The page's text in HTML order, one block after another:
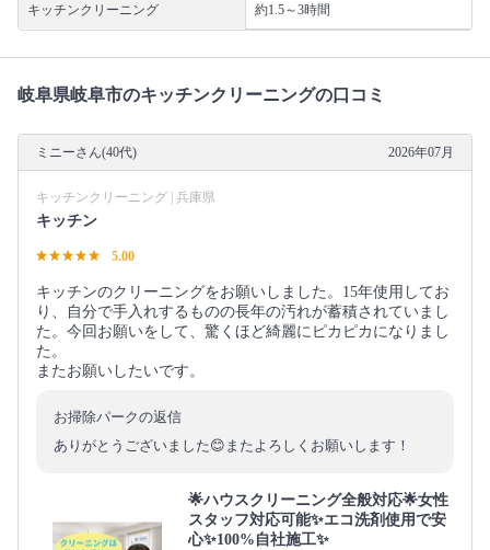
キッチンクリーニング 約1.5～3時間
岐阜県岐阜市のキッチンクリーニングの口コミ
ミニーさん(40代) 2026年07月
キッチンクリーニング | 兵庫県
キッチン
5.00
キッチンのクリーニングをお願いしました。15年使用してお
り、自分で手入れするものの長年の汚れが蓄積されていまし
た。今回お願いをして、驚くほど綺麗にピカピカになりまし
た。
またお願いしたいです。
お掃除パークの返信
ありがとうございました😊またよろしくお願いします！
🌟ハウスクリーニング全般対応🌟女性
スタッフ対応可能✨エコ洗剤使用で安
心✨100%自社施工✨